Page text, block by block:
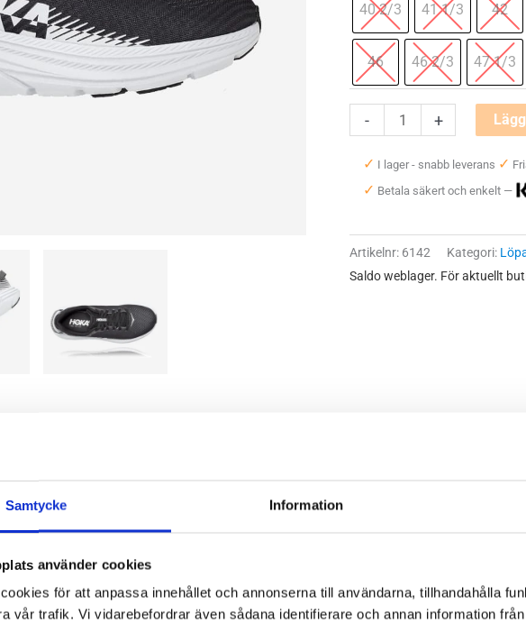
Samtycke Information
använder cookies
för att anpassa innehållet och annonserna till användarna, tillhandahålla
vår trafik. Vi vidarebefordrar även sådana identifierare och annan information
40 2/3 41 1/3 42
46 46 2/3 47 1/3
-
Hoka
One
One
Rincon
mängd
+
✓ I lager - snabb leverans ✓
✓ Betala säkert och enkelt —
Artikelnr: 6142 Kategori:
Saldo weblager. För aktuellt
Vikt:
Umeå, Östersund